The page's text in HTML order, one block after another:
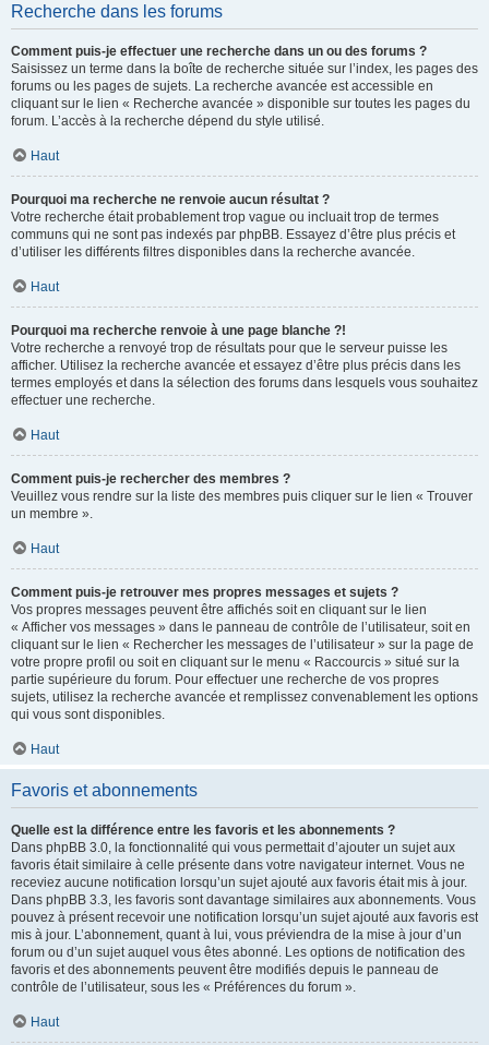
Recherche dans les forums
Comment puis-je effectuer une recherche dans un ou des forums ?
Saisissez un terme dans la boîte de recherche située sur l’index, les pages des
forums ou les pages de sujets. La recherche avancée est accessible en
cliquant sur le lien « Recherche avancée » disponible sur toutes les pages du
forum. L’accès à la recherche dépend du style utilisé.
Haut
Pourquoi ma recherche ne renvoie aucun résultat ?
Votre recherche était probablement trop vague ou incluait trop de termes
communs qui ne sont pas indexés par phpBB. Essayez d’être plus précis et
d’utiliser les différents filtres disponibles dans la recherche avancée.
Haut
Pourquoi ma recherche renvoie à une page blanche ?!
Votre recherche a renvoyé trop de résultats pour que le serveur puisse les
afficher. Utilisez la recherche avancée et essayez d’être plus précis dans les
termes employés et dans la sélection des forums dans lesquels vous souhaitez
effectuer une recherche.
Haut
Comment puis-je rechercher des membres ?
Veuillez vous rendre sur la liste des membres puis cliquer sur le lien « Trouver
un membre ».
Haut
Comment puis-je retrouver mes propres messages et sujets ?
Vos propres messages peuvent être affichés soit en cliquant sur le lien
« Afficher vos messages » dans le panneau de contrôle de l’utilisateur, soit en
cliquant sur le lien « Rechercher les messages de l’utilisateur » sur la page de
votre propre profil ou soit en cliquant sur le menu « Raccourcis » situé sur la
partie supérieure du forum. Pour effectuer une recherche de vos propres
sujets, utilisez la recherche avancée et remplissez convenablement les options
qui vous sont disponibles.
Haut
Favoris et abonnements
Quelle est la différence entre les favoris et les abonnements ?
Dans phpBB 3.0, la fonctionnalité qui vous permettait d’ajouter un sujet aux
favoris était similaire à celle présente dans votre navigateur internet. Vous ne
receviez aucune notification lorsqu’un sujet ajouté aux favoris était mis à jour.
Dans phpBB 3.3, les favoris sont davantage similaires aux abonnements. Vous
pouvez à présent recevoir une notification lorsqu’un sujet ajouté aux favoris est
mis à jour. L’abonnement, quant à lui, vous préviendra de la mise à jour d’un
forum ou d’un sujet auquel vous êtes abonné. Les options de notification des
favoris et des abonnements peuvent être modifiés depuis le panneau de
contrôle de l’utilisateur, sous les « Préférences du forum ».
Haut